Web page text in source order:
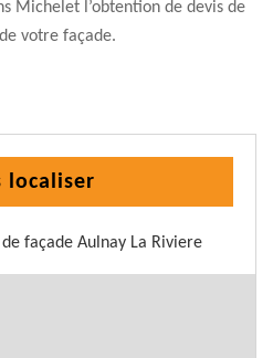
Michelet l’obtention de devis de
votre façade.
localiser
façade Aulnay La Riviere